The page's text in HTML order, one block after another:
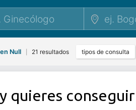
Null 21 resultados tipos de consulta
quieres conseguir